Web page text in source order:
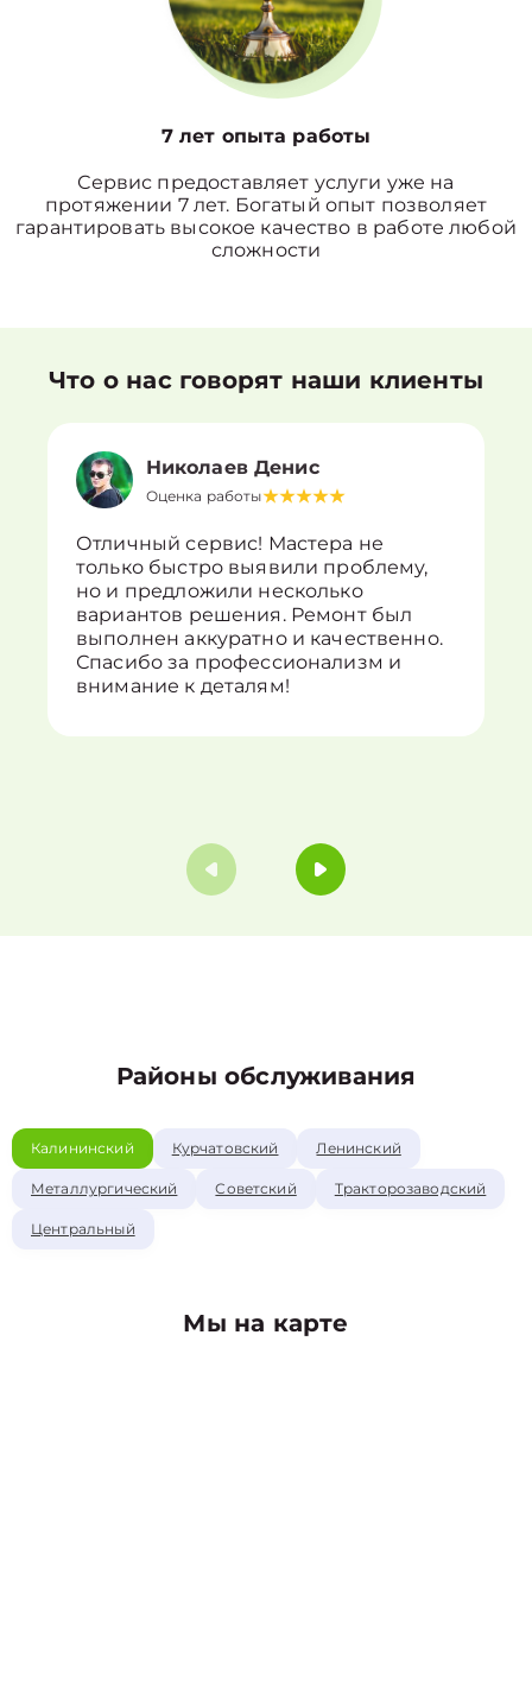
7 лет опыта работы
Сервис предоставляет услуги уже на
протяжении 7 лет. Богатый опыт позволяет
гарантировать высокое качество в работе любой
сложности
Что о нас говорят наши клиенты
Николаев Денис
Оценка работы
Отличный сервис! Мастера не
только быстро выявили проблему,
но и предложили несколько
вариантов решения. Ремонт был
выполнен аккуратно и качественно.
Спасибо за профессионализм и
внимание к деталям!
Районы обслуживания
Калининский Курчатовский Ленинский
Металлургический Советский Тракторозаводский
Центральный
Мы на карте